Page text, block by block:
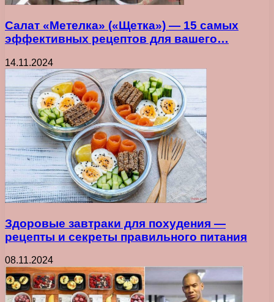
Салат «Метелка» («Щетка») — 15 самых
эффективных рецептов для вашего…
14.11.2024
Здоровые завтраки для похудения —
рецепты и секреты правильного питания
08.11.2024